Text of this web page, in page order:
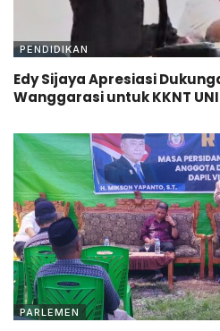
PENDIDIKAN
Edy Sijaya Apresiasi
Wanggarasi untuk KKNT
PARLEMEN